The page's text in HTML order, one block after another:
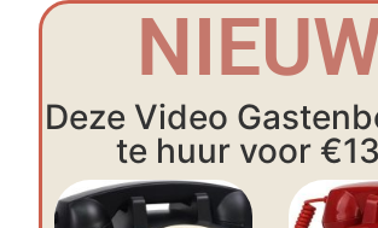
Deze Video
te huur voor